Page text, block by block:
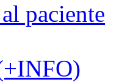
paciente